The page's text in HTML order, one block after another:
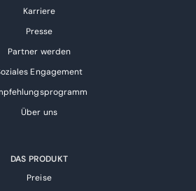
Karriere
Presse
Partner werden
Engagement
Über uns
DAS PRODUKT
Preise